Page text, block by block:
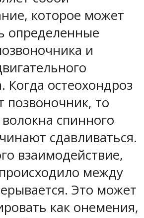
которое может
определенные
и
Когда остеохондроз
позвоночник, то
спинного
сдавливаться.
взаимодействие,
между
Это может
как онемения,